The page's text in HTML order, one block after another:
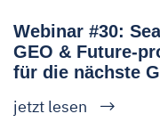
Webinar #30:
GEO & Future-
für die nächste
jetzt lesen